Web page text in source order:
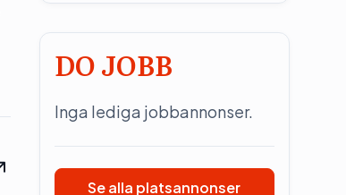
DO JOBB
Inga lediga jobbannonser.
Se alla platsannonser